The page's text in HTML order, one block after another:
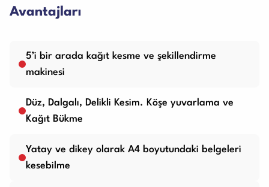
Avantajları
5’i bir arada kağıt kesme ve şekillendirme
makinesi
Düz, Dalgalı, Delikli Kesim. Köşe yuvarlama ve
Kağıt Bükme
Yatay ve dikey olarak A4 boyutundaki belgeleri
kesebilme